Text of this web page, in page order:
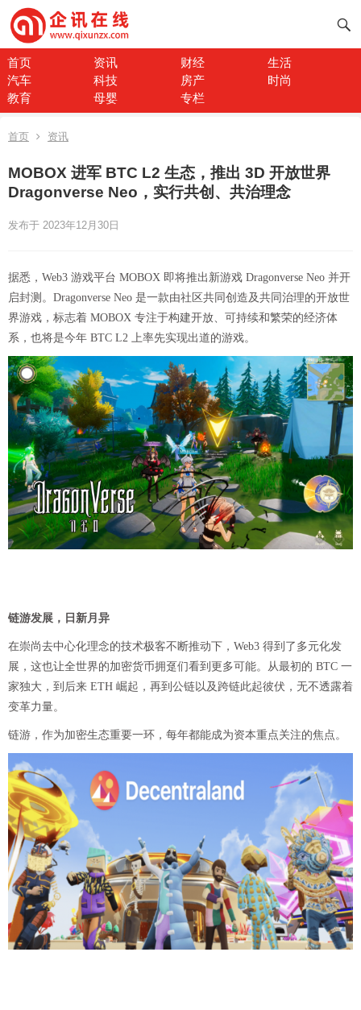
首页 资讯 财经
生活
汽车
科技 房产
时尚
教育
母婴 专栏
首页 资讯
MOBOX 进军 BTC L2 生态，推出 3D 开放世界
Dragonverse Neo，实行共创、共治理念
发布于 2023年12月30日
据悉，Web3 游戏平台 MOBOX 即将推出新游戏 Dragonverse Neo 并开
启封测。Dragonverse Neo 是一款由社区共同创造及共同治理的开放世
界游戏，标志着 MOBOX 专注于构建开放、可持续和繁荣的经济体
系，也将是今年 BTC L2 上率先实现出道的游戏。
链游发展，日新月异
在崇尚去中心化理念的技术极客不断推动下，Web3 得到了多元化发
展，这也让全世界的加密货币拥趸们看到更多可能。从最初的 BTC 一
家独大，到后来 ETH 崛起，再到公链以及跨链此起彼伏，无不透露着
变革力量。
链游，作为加密生态重要一环，每年都能成为资本重点关注的焦点。